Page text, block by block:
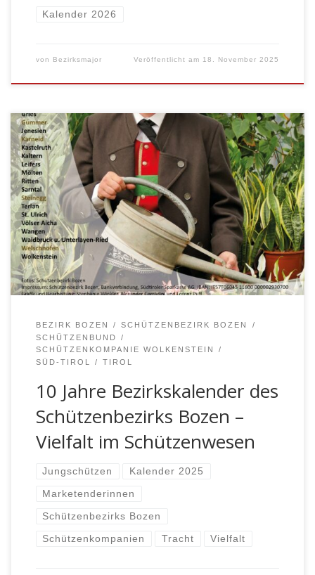
Kalender 2026
von Bezirksmajor Veröffentlicht am 18. November 2025
BOZEN – Der Bezirkskalender 2025 des Schützenbezirks
Bozen ist da! Zum zehnten Mal erscheint der beliebte
Kalender, der ab sofort bei den Kompanien des Bezirks
erhältlich ist. Unter dem Motto „Vielfalt im
Schützenwesen: Beruf und Tracht“ widmet sich der
diesjährige Kalender zwei zentralen Aspekten: den
vielfältigen Berufen, denen die Mitglieder […]
BEZIRK BOZEN
SCHÜTZENBEZIRK BOZEN
SCHÜTZENBUND
SCHÜTZENKOMPANIE WOLKENSTEIN
SÜD-TIROL
TIROL
10 Jahre Bezirkskalender des
Schützenbezirks Bozen –
Vielfalt im Schützenwesen
Jungschützen Kalender 2025
Marketenderinnen
Schützenbezirks Bozen
Schützenkompanien Tracht Vielfalt